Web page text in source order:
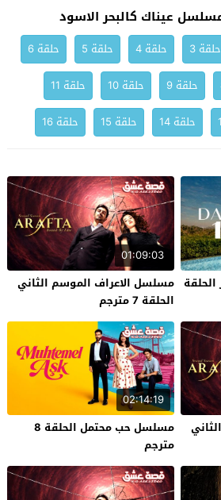
عيناك كالبحر الاسود
حلقة 3 حلقة 4 حلقة 5
حلقة 6
حلقة 9 حلقة 10
حلقة 11
حلقة 14 حلقة 15 حلقة 16
01:09:03
مسلسل الاعراف الموسم الثاني
الحلقة 7 مترجم
02:14:19
مسلسل حب محتمل الحلقة 8
مترجم